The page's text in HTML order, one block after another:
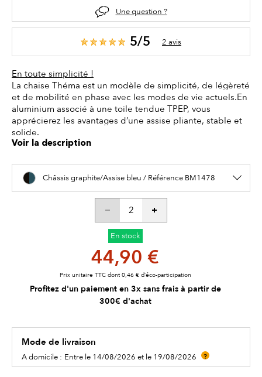
Une question ?
5/5 2 avis
En toute simplicité !
La chaise Théma est un modèle de simplicité, de légèreté
et de mobilité en phase avec les modes de vie actuels.En
aluminium associé à une toile tendue TPEP, vous
apprécierez les avantages d’une assise pliante, stable et
solide.
Voir la description
Châssis graphite/Assise bleu / Référence BM1478
En stock
44,90 €
Prix unitaire TTC dont 0,46 € d’éco-participation
Profitez d'un paiement en 3x sans frais à partir de
300€ d'achat
Mode de livraison
A domicile : Entre le 14/08/2026 et le 19/08/2026 ?